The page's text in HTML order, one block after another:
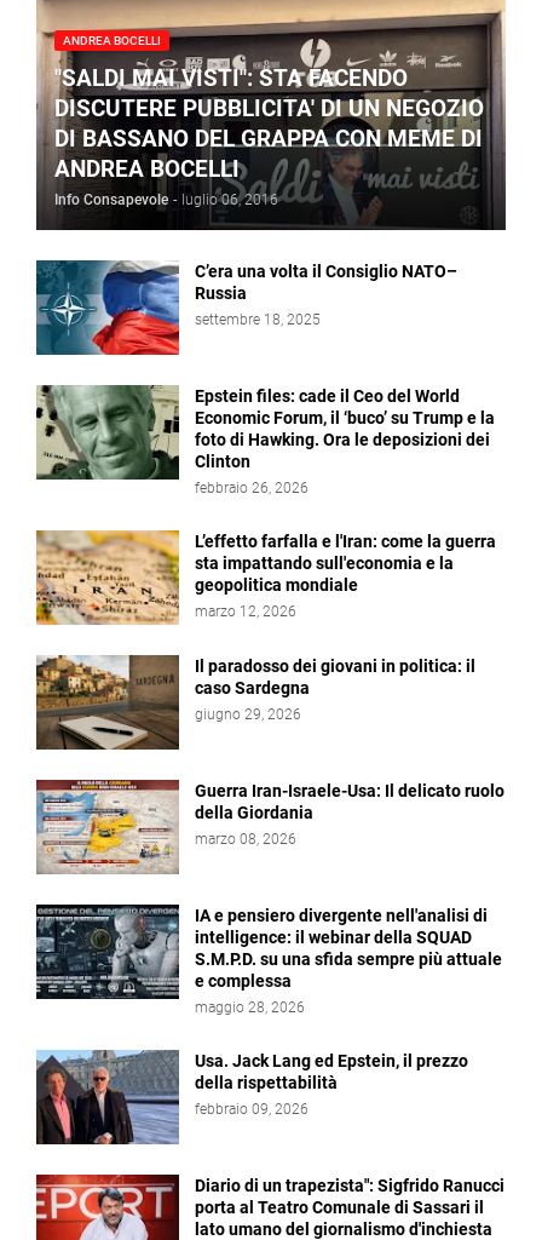
ANDREA BOCELLI
"SALDI MAI VISTI": STA FACENDO
DISCUTERE PUBBLICITA' DI UN NEGOZIO
DI BASSANO DEL GRAPPA CON MEME DI
ANDREA BOCELLI
Info Consapevole - luglio 06, 2016
C’era una volta il Consiglio NATO–
Russia
settembre 18, 2025
Epstein files: cade il Ceo del World
Economic Forum, il ‘buco’ su Trump e la
foto di Hawking. Ora le deposizioni dei
Clinton
febbraio 26, 2026
L’effetto farfalla e l'Iran: come la guerra
sta impattando sull'economia e la
geopolitica mondiale
marzo 12, 2026
Il paradosso dei giovani in politica: il
caso Sardegna
giugno 29, 2026
Guerra Iran-Israele-Usa: Il delicato ruolo
della Giordania
marzo 08, 2026
IA e pensiero divergente nell'analisi di
intelligence: il webinar della SQUAD
S.M.P.D. su una sfida sempre più attuale
e complessa
maggio 28, 2026
Usa. Jack Lang ed Epstein, il prezzo
della rispettabilità
febbraio 09, 2026
Diario di un trapezista": Sigfrido Ranucci
porta al Teatro Comunale di Sassari il
lato umano del giornalismo d'inchiesta